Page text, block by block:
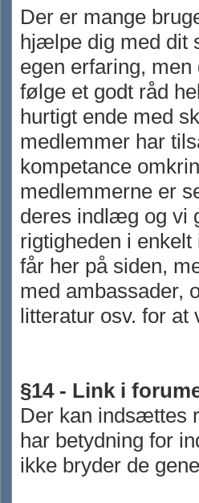
Der er mange
hjælpe dig med dit
egen erfaring,
følge et godt råd
hurtigt ende med
medlemmer har
kompetance
medlemmerne er
deres indlæg og vi
rigtigheden i
får her på siden,
med ambassader,
litteratur osv. for
§14 - Link i
Der kan indsættes
har betydning for
ikke bryder de